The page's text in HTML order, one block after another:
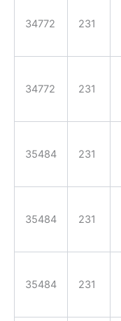
34772 231
34772 231
35484 231
35484 231
35484 231